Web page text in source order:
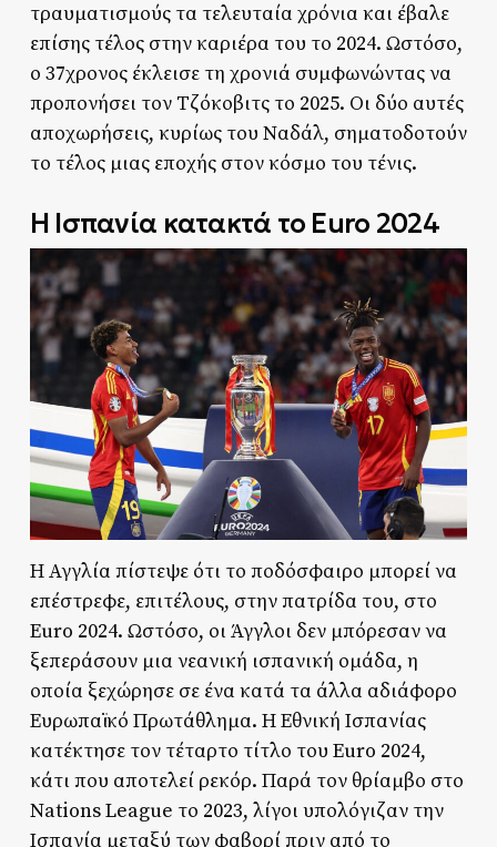
τραυματισμούς τα τελευταία χρόνια και έβαλε
επίσης τέλος στην καριέρα του το 2024. Ωστόσο,
ο 37χρονος έκλεισε τη χρονιά συμφωνώντας να
προπονήσει τον Τζόκοβιτς το 2025. Οι δύο αυτές
αποχωρήσεις, κυρίως του Ναδάλ, σηματοδοτούν
το τέλος μιας εποχής στον κόσμο του τένις.
Η Ισπανία κατακτά το Euro 2024
Η Αγγλία πίστεψε ότι το ποδόσφαιρο μπορεί να
επέστρεφε, επιτέλους, στην πατρίδα του, στο
Euro 2024. Ωστόσο, οι Άγγλοι δεν μπόρεσαν να
ξεπεράσουν μια νεανική ισπανική ομάδα, η
οποία ξεχώρησε σε ένα κατά τα άλλα αδιάφορο
Ευρωπαϊκό Πρωτάθλημα. Η Εθνική Ισπανίας
κατέκτησε τον τέταρτο τίτλο του Euro 2024,
κάτι που αποτελεί ρεκόρ. Παρά τον θρίαμβο στο
Nations League το 2023, λίγοι υπολόγιζαν την
Ισπανία μεταξύ των φαβορί πριν από το